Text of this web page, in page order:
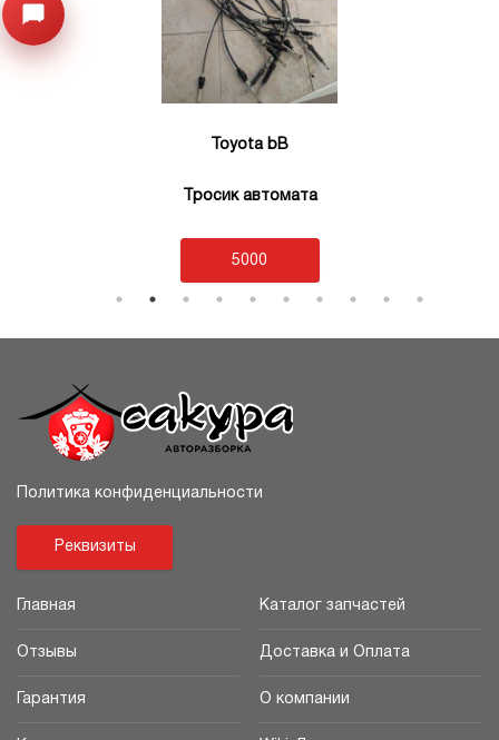
Открыть меню
Toyota bB
Тросик автомата
5000
Политика конфиденциальности
Реквизиты
Главная Каталог запчастей
Отзывы Доставка и Оплата
Гарантия О компании